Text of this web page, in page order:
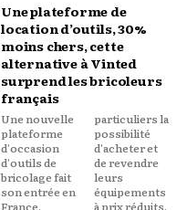
Une plateforme de
location d’outils, 30%
moins chers, cette
alternative à Vinted
surprend les bricoleurs
français
Une nouvelle
plateforme
d'occasion
d'outils de
bricolage fait
son entrée en
France,
particuliers la
possibilité
d'acheter et
de revendre
leurs
équipements
à prix réduits,